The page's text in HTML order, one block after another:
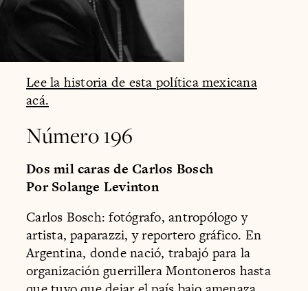
Lee la historia de esta política mexicana
acá.
Número 196
Dos mil caras de Carlos Bosch
Por Solange Levinton
Carlos Bosch: fotógrafo, antropólogo y
artista, paparazzi, y reportero gráfico. En
Argentina, donde nació, trabajó para la
organización guerrillera Montoneros hasta